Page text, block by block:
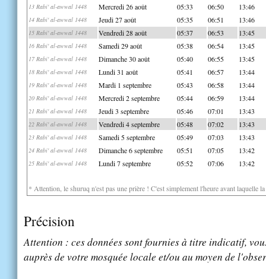
13 Rabi' al-awwal 1448 Mercredi 26 août 05:33 06:50 13:46
14 Rabi' al-awwal 1448 Jeudi 27 août 05:35 06:51 13:46
15 Rabi' al-awwal 1448 Vendredi 28 août 05:37 06:53 13:45
16 Rabi' al-awwal 1448 Samedi 29 août 05:38 06:54 13:45
17 Rabi' al-awwal 1448 Dimanche 30 août 05:40 06:55 13:45
18 Rabi' al-awwal 1448 Lundi 31 août 05:41 06:57 13:44
19 Rabi' al-awwal 1448 Mardi 1 septembre 05:43 06:58 13:44
20 Rabi' al-awwal 1448 Mercredi 2 septembre 05:44 06:59 13:44
21 Rabi' al-awwal 1448 Jeudi 3 septembre 05:46 07:01 13:43
22 Rabi' al-awwal 1448 Vendredi 4 septembre 05:48 07:02 13:43
23 Rabi' al-awwal 1448 Samedi 5 septembre 05:49 07:03 13:43
24 Rabi' al-awwal 1448 Dimanche 6 septembre 05:51 07:05 13:42
25 Rabi' al-awwal 1448 Lundi 7 septembre 05:52 07:06 13:42
* Attention, le shuruq n'est pas une prière ! C'est simplement l'heure avant laquelle
Précision
Attention : ces données sont fournies à titre indicatif,
auprès de votre mosquée locale et/ou au moyen de